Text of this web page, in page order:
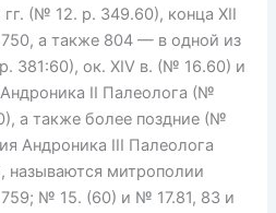
(№ 12. р. 349.60), конца XII
а также 804 — в одной из
381:60), ок. XIV в. (№ 16.60) и
Андроника II Палеолога (№
а также более поздние (№
Андроника III Палеолога
называются митрополии
№ 15. (60) и № 17.81, 83 и